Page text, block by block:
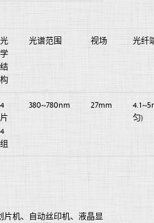
光
学
结
构
光谱范围 视场 光纤
4
片
4
组
380~780nm 27mm
匀)
片机、自动丝印机、液晶显